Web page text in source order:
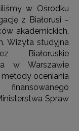
w Ośrodku
z Białorusi –
akademickich,
Wizyta studyjna
Białoruskie
w Warszawie
oceniania
Spraw